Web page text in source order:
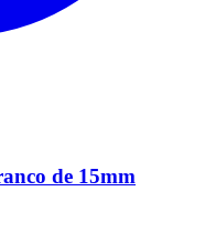
de 15mm